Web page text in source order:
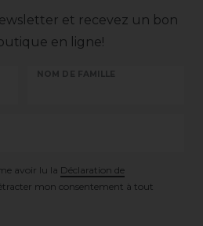
et recevez un bon
en ligne!
NOM DE FAMILLE
avoir lu la Déclaration de
mon consentement à tout